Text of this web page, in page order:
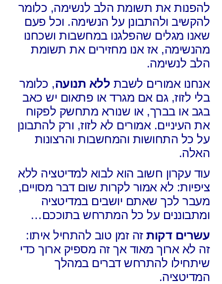
להפנות את תשומת הלב לנשימה, כלומר
להקשיב ולהתבונן על הנשימה. וכל פעם
שאנו מגלים שהפלגנו במחשבות ושכחנו
מהנשימה, אז אנו מחזירים את תשומת
הלב לנשימה.
אנחנו אמורים לשבת ללא תנועה, כלומר
בלי לזוז, גם אם מגרד או פתאום יש כאב
בגב או בברך, או שנורא מתחשק לפקוח
את העיניים. אמורים לא לזוז, ורק להתבונן
על כל התחושות והמחשבות והרצונות
האלה.
עוד עקרון חשוב הוא לבוא למדיטציה ללא
ציפיות: לא אמור לקרות שום דבר מסויים,
מעבר לכך שאתם יושבים במדיטציה
ומתבוננים על כל המתרחש בתוככם…
עשרים דקותזה זמן טוב להתחיל איתו:
זה לא ארוך מאוד אך זה מספיק ארוך כדי
שיתחילו להתרחש דברים במהלך
המדיטציה.